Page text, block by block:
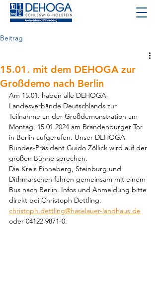
Beitrag
15.01. mit dem DEHOGA zur
Großdemo nach Berlin
Am 15.01. haben alle DEHOGA-
Landesverbände Deutschlands zur
Teilnahme an der Großdemonstration am
Montag, 15.01.2024 am Brandenburger Tor
in Berlin aufgerufen. Unser DEHOGA-
Bundes-Präsident Guido Zöllick wird auf der
großen Bühne sprechen.
Die Kreis Pinneberg, Steinburg und
Dithmarschen fahren gemeinsam mit einem
Bus nach Berlin. Infos und Anmeldung bitte
direkt bei Christoph Dettling:
christoph.dettling@haselauer-landhaus.de
oder 04122 9871-0.